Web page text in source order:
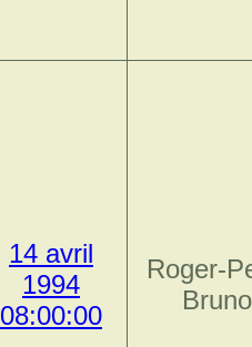
14 avril
1994
08:00:00
Roger-
Bruno